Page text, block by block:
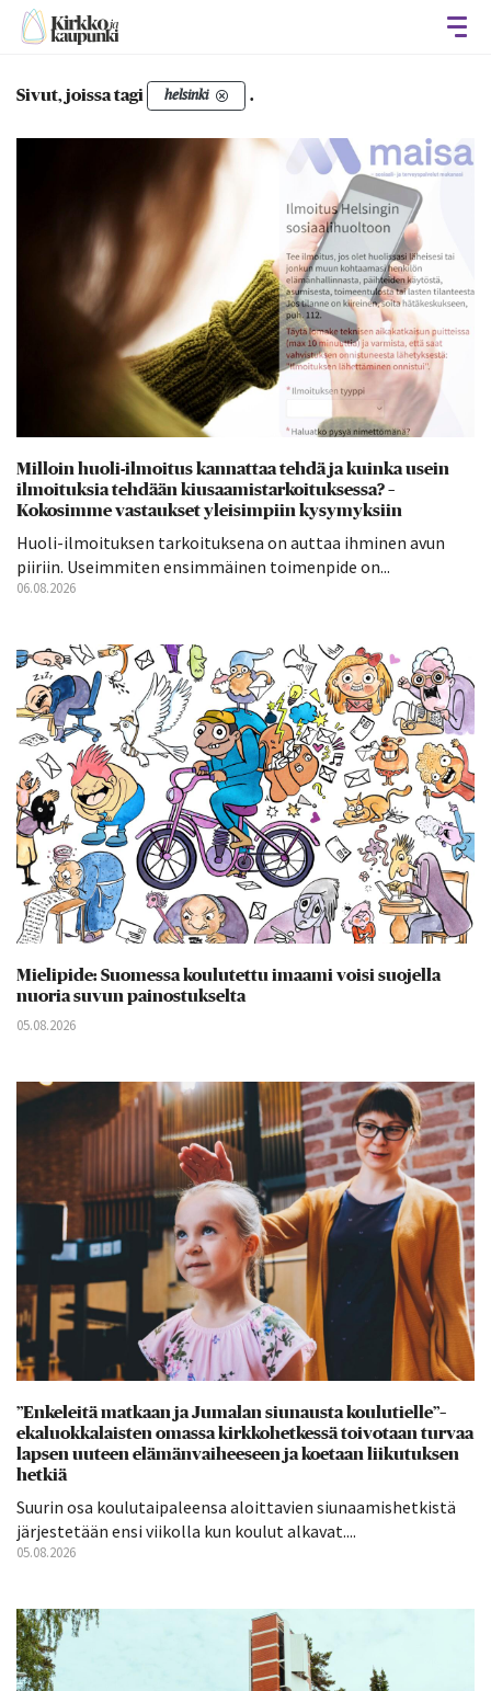
Sivut, joissa tagi helsinki .
Milloin huoli-ilmoitus kannattaa tehdä ja kuinka usein
ilmoituksia tehdään kiusaamistarkoituksessa? –
Kokosimme vastaukset yleisimpiin kysymyksiin
Huoli-ilmoituksen tarkoituksena on auttaa ihminen avun
piiriin. Useimmiten ensimmäinen toimenpide on...
06.08.2026
Mielipide: Suomessa koulutettu imaami voisi suojella
nuoria suvun painostukselta
05.08.2026
”Enkeleitä matkaan ja Jumalan siunausta koulutielle”–
ekaluokkalaisten omassa kirkkohetkessä toivotaan turvaa
lapsen uuteen elämänvaiheeseen ja koetaan liikutuksen
hetkiä
Suurin osa koulutaipaleensa aloittavien siunaamishetkistä
järjestetään ensi viikolla kun koulut alkavat....
05.08.2026